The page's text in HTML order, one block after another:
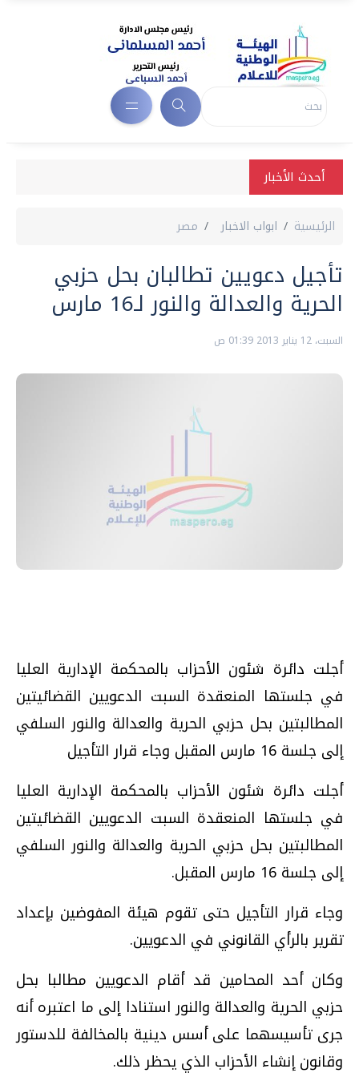
أحدث الأخبار
الرئيسية ابواب الاخبار مصر
تأجيل دعويين تطالبان بحل حزبي
الحرية والعدالة والنور لـ16 مارس
السبت، 12 يناير 2013 01:39 ص
أجلت دائرة شئون الأحزاب بالمحكمة الإدارية العليا
في جلستها المنعقدة السبت الدعويين القضائيتين
المطالبتين بحل حزبي الحرية والعدالة والنور السلفي
إلى جلسة 16 مارس المقبل وجاء قرار التأجيل
أجلت دائرة شئون الأحزاب بالمحكمة الإدارية العليا
في جلستها المنعقدة السبت الدعويين القضائيتين
المطالبتين بحل حزبي الحرية والعدالة والنور السلفي
إلى جلسة 16 مارس المقبل.
وجاء قرار التأجيل حتى تقوم هيئة المفوضين بإعداد
تقرير بالرأي القانوني في الدعويين.
وكان أحد المحامين قد أقام الدعويين مطالبا بحل
حزبي الحرية والعدالة والنور استنادا إلى ما اعتبره أنه
جرى تأسيسهما على أسس دينية بالمخالفة للدستور
وقانون إنشاء الأحزاب الذي يحظر ذلك.